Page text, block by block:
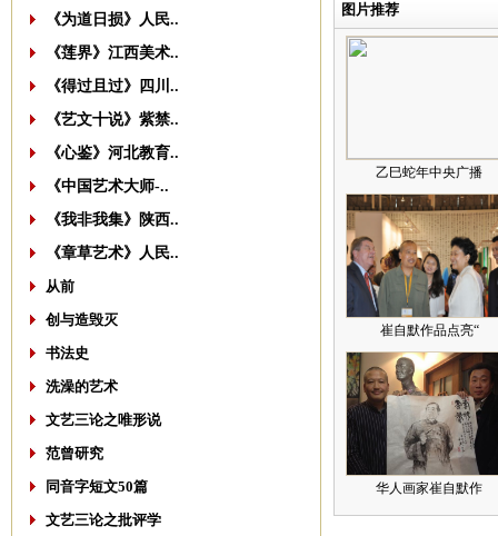
《为道日损》人民..
《莲界》江西美术..
《得过且过》四川..
《艺文十说》紫禁..
《心鉴》河北教育..
《中国艺术大师-..
《我非我集》陕西..
《章草艺术》人民..
从前
创与造毁灭
书法史
洗澡的艺术
文艺三论之唯形说
范曾研究
同音字短文50篇
文艺三论之批评学
图片推荐
乙巳蛇年中央广播
崔自默作品点亮“
华人画家崔自默作